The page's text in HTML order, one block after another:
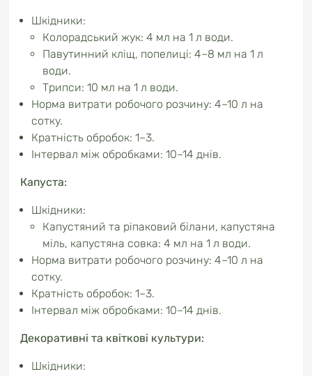
Шкідники:
Колорадський жук: 4 мл на 1 л води.
Павутинний кліщ, попелиці: 4–8 мл на 1 л
води.
Трипси: 10 мл на 1 л води.
Норма витрати робочого розчину: 4–10 л на
сотку.
Кратність обробок: 1–3.
Інтервал між обробками: 10–14 днів.
Капуста:
Шкідники:
Капустяний та ріпаковий білани, капустяна
міль, капустяна совка: 4 мл на 1 л води.
Норма витрати робочого розчину: 4–10 л на
сотку.
Кратність обробок: 1–3.
Інтервал між обробками: 10–14 днів.
Декоративні та квіткові культури:
Шкідники: